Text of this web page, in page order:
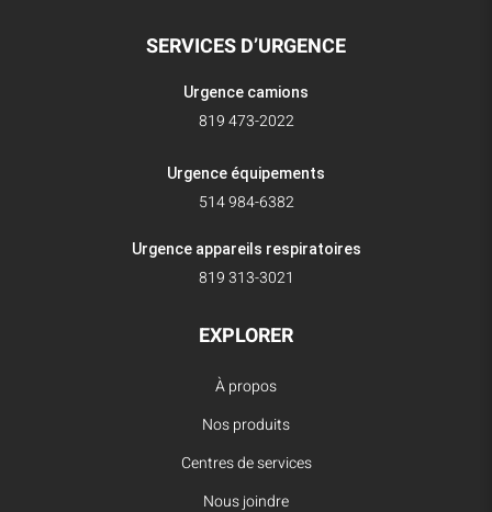
SERVICES D’URGENCE
Urgence camions
819 473-2022
Urgence équipements
514 984-6382
Urgence appareils respiratoires
819 313-3021
EXPLORER
À propos
Nos produits
Centres de services
Nous joindre